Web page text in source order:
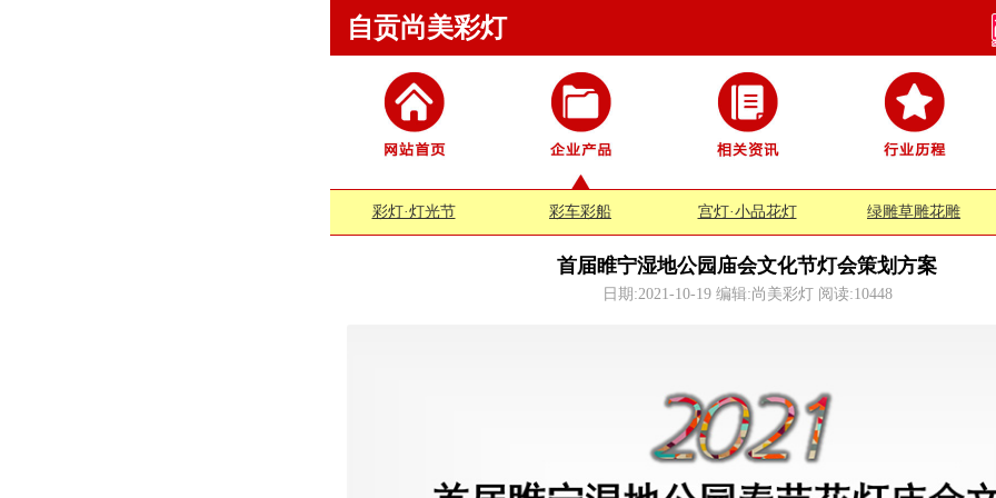
自贡尚美彩灯
彩灯·灯光节 彩车彩船 宫灯·小品花灯 绿雕草雕花雕
首届睢宁湿地公园庙会文化节灯会策划方案
日期:2021-10-19 编辑:尚美彩灯 阅读:10448